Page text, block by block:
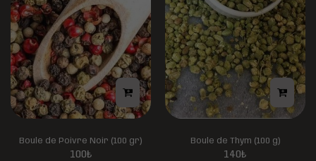
Boule de Poivre Noir (100 gr)
100₺
Boule de Thym (100 g)
140₺